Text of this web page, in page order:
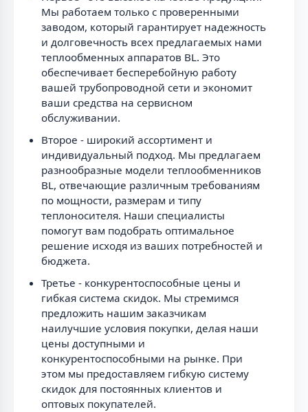
Мы работаем только с проверенными
заводом, который гарантирует надежность
и долговечность всех предлагаемых нами
теплообменных аппаратов BL. Это
обеспечивает бесперебойную работу
вашей трубопроводной сети и экономит
ваши средства на сервисном
обслуживании.
Второе - широкий ассортимент и
индивидуальный подход. Мы предлагаем
разнообразные модели теплообменников
BL, отвечающие различным требованиям
по мощности, размерам и типу
теплоносителя. Наши специалисты
помогут вам подобрать оптимальное
решение исходя из ваших потребностей и
бюджета.
Третье - конкурентоспособные цены и
гибкая система скидок. Мы стремимся
предложить нашим заказчикам
наилучшие условия покупки, делая наши
цены доступными и
конкурентоспособными на рынке. При
этом мы предоставляем гибкую систему
скидок для постоянных клиентов и
оптовых покупателей.